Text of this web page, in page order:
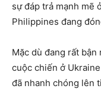
sự đáp trả mạnh mẽ
Philippines đang
Mặc dù đang rất
cuộc chiến ở
đã nhanh chóng lên